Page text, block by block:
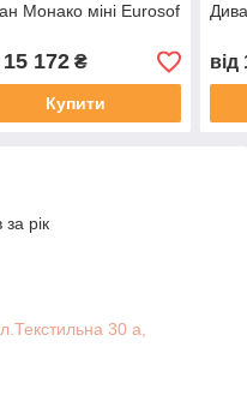
Монако міні Eurosof
15 172₴
Купити
від
рік
30 а,